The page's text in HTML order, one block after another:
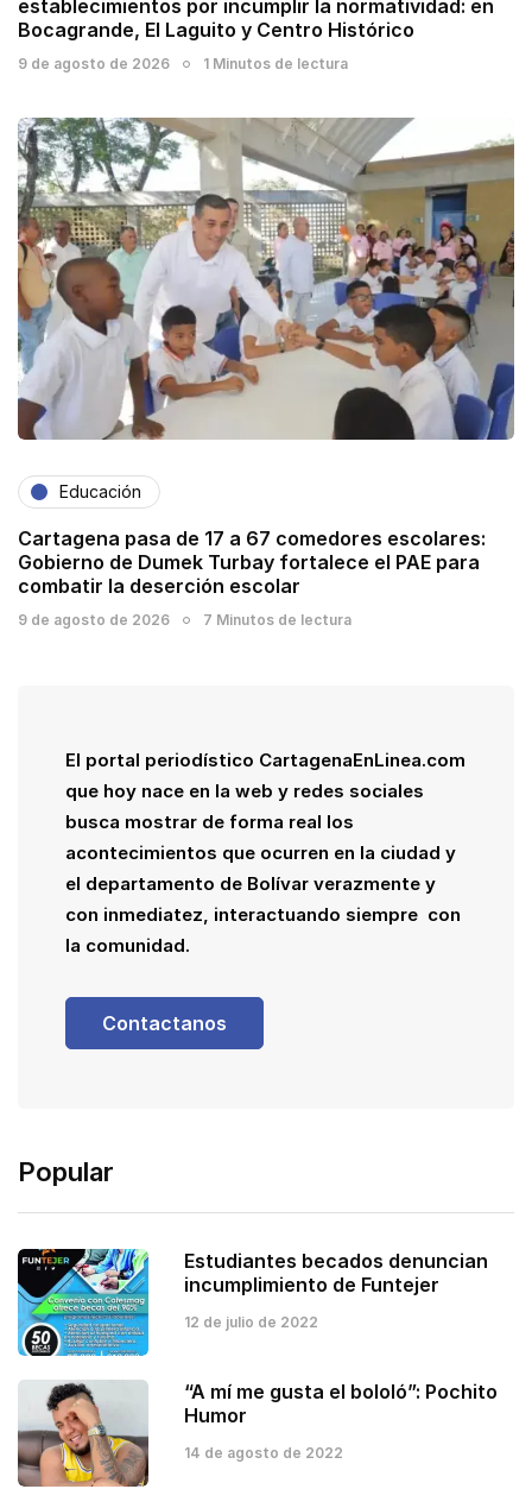
establecimientos por incumplir la normatividad: en
Bocagrande, El Laguito y Centro Histórico
9 de agosto de 2026 1 Minutos de lectura
Educación
Cartagena pasa de 17 a 67 comedores escolares:
Gobierno de Dumek Turbay fortalece el PAE para
combatir la deserción escolar
9 de agosto de 2026 7 Minutos de lectura
El portal periodístico CartagenaEnLinea.com
que hoy nace en la web y redes sociales
busca mostrar de forma real los
acontecimientos que ocurren en la ciudad y
el departamento de Bolívar verazmente y
con inmediatez, interactuando siempre con
la comunidad.
Contactanos
Popular
Estudiantes becados denuncian
incumplimiento de Funtejer
12 de julio de 2022
“A mí me gusta el bololó”: Pochito
Humor
14 de agosto de 2022